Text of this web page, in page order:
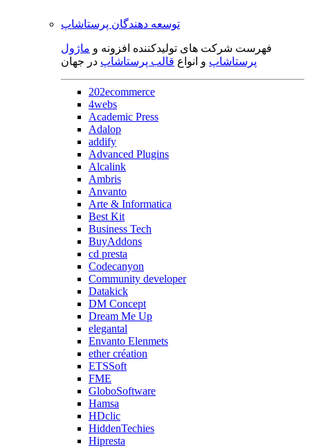
توسعه دهندگان پرستاشاپ
فهرست شرکت های تولیدکننده افزونه و ماژول
پرستاشاپ و انواع قالب پرستاشاپ در جهان
202ecommerce
4webs
Academic Press
Adalop
addify
Advanced Plugins
Alcalink
Ambris
Anvanto
Arte & Informatica
Best Kit
Business Tech
BuyAddons
cd presta
Codecanyon
Community developer
Datakick
DM Concept
Dream Me Up
elegantal
Envanto Elenmets
ether création
ETSSoft
FME
GloboSoftware
Hamsa
HDclic
HiddenTechies
Hipresta